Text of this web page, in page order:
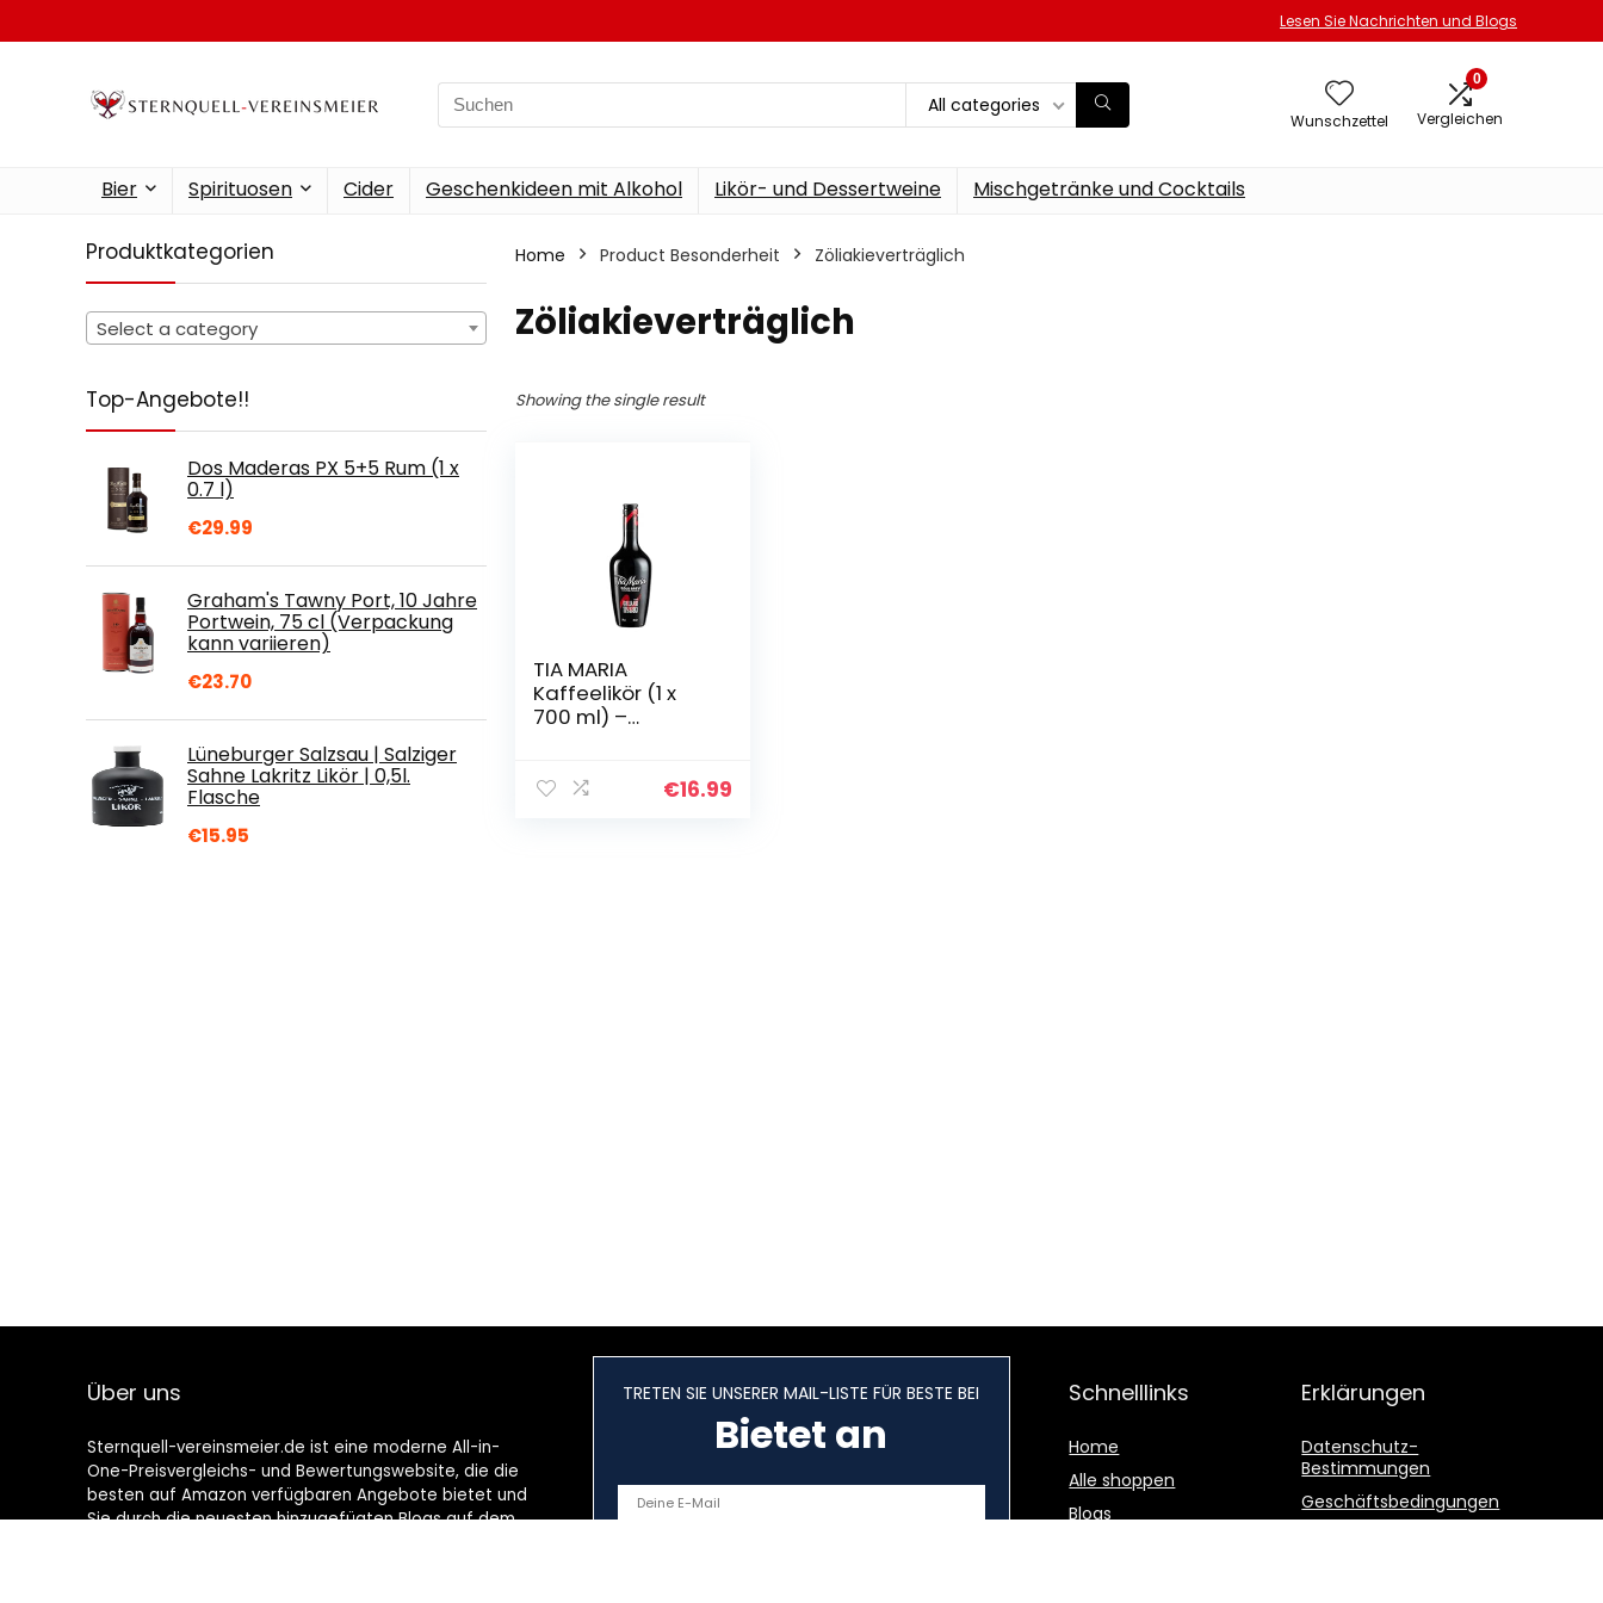
Lesen Sie Nachrichten und Blogs
Search
for:
All categories
Wunschzettel
0
Vergleichen
Bier Spirituosen Cider Geschenkideen mit Alkohol Likör- und Dessertweine Mischgetränke und Cocktails
Produktkategorien
Select a category
Top-Angebote!!
Dos Maderas PX 5+5 Rum (1 x
0.7 l)
€29.99
Graham's Tawny Port, 10 Jahre
Portwein, 75 cl (Verpackung
kann variieren)
€23.70
Lüneburger Salzsau | Salziger
Sahne Lakritz Likör | 0,5l.
Flasche
€15.95
Home Product Besonderheit ‎Zöliakieverträglich
‎Zöliakieverträglich
Showing the single result
TIA MARIA
Kaffeelikör (1 x
700 ml) –
Basis bestem€16.99
Über uns
Sternquell-vereinsmeier.de ist eine moderne All-in-
One-Preisvergleichs- und Bewertungswebsite, die die
besten auf Amazon verfügbaren Angebote bietet und
Sie durch die neuesten hinzugefügten Blogs auf dem
TRETEN SIE UNSERER MAIL-LISTE FÜR BESTE BEI
Bietet an
Schnelllinks
Home
Alle shoppen
Blogs
Erklärungen
Datenschutz-
Bestimmungen
Geschäftsbedingungen